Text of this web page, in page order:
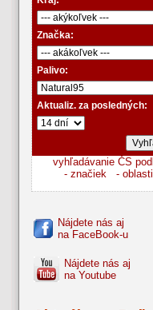
Značka:
Palivo:
Aktualiz. za posledných:
vyhľadávanie ČS
- značiek
- oblasti
Nájdete nás aj
na FaceBook-u
Nájdete nás aj
na Youtube